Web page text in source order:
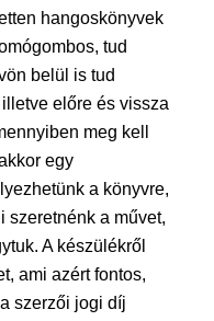
hangoskönyvek
tud
belül is tud
előre és vissza
meg kell
egy
a könyvre,
szeretnénk a művet,
A készülékről
ami azért fontos,
szerzői jogi díj